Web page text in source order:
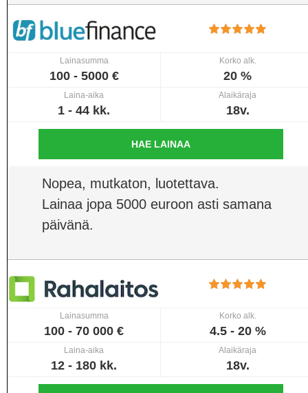
Lainasumma
100 - 5000 €
Korko alk.
20 %
Laina-aika
1 - 44 kk.
Alaikäraja
18v.
HAE LAINAA
Nopea, mutkaton, luotettava.
Lainaa jopa 5000 euroon asti samana
päivänä.
Lainasumma
100 - 70 000 €
Korko alk.
4.5 - 20 %
Laina-aika
12 - 180 kk.
Alaikäraja
18v.